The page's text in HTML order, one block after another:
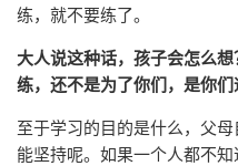
练，就不要练了。
大人说这种话，孩子会怎么
练，还不是为了你们，是你们
至于学习的目的是什么，父
能坚持呢。如果一个人都不